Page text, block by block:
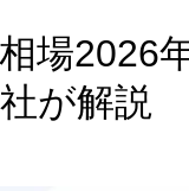
場2026
が解説